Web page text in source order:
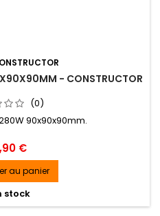
- CONSTRUCTOR
(0)
90x90x90mm.
€
au panier
stock